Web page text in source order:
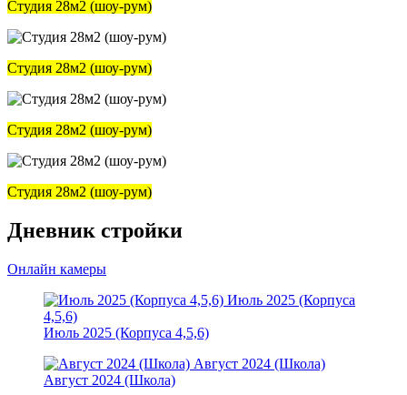
Студия 28м2 (шоу-рум)
Студия 28м2 (шоу-рум)
Студия 28м2 (шоу-рум)
Студия 28м2 (шоу-рум)
Дневник стройки
Онлайн камеры
Июль 2025 (Корпуса
4,5,6)
Июль 2025 (Корпуса 4,5,6)
Август 2024 (Школа)
Август 2024 (Школа)